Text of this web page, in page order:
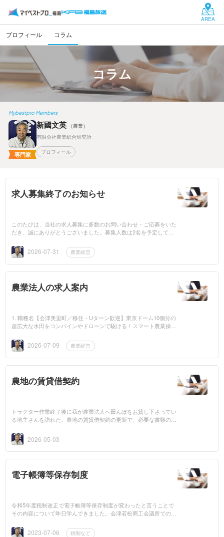
AREA
プロフィール コラム
コラム
Mybestpro Members
専門家
新國文英
（農業）
有限会社農業総合研究所
プロフィール
求人募集終了のお知らせ
このたびは、当社の求人募集に多数のお問い合わせ・ご応募をいた
だき、誠にありがとうございました。募集人数は2名を予定してお
作業経験を伺い、...
2026-07-31 農業経営
農業法人の求人案内
1. 職種名【会津美里町／移住・Uターン歓迎】東京ドーム10個分の
超広大な水田をコンバインやドローンで駆ける！スマート農業操縦
（年末年始15日＋他...
2026-07-09 農業経営
農地の賃貸借契約
トラクター作業終了後に我が農業法人へ田んぼをお貸し下さってい
る地主さんを訪れた。農地の賃貸借契約の更新で、必要な書類の書
は、登記簿謄本の名...
2026-05-03
電子帳簿等保存制度
令和5年度税制改正で電子帳簿等保存制度が変わったと言うことで
その内容について昨日学んできました。会津若松商工会議所での2
くてこの10月か...
2023-07-06 税制など